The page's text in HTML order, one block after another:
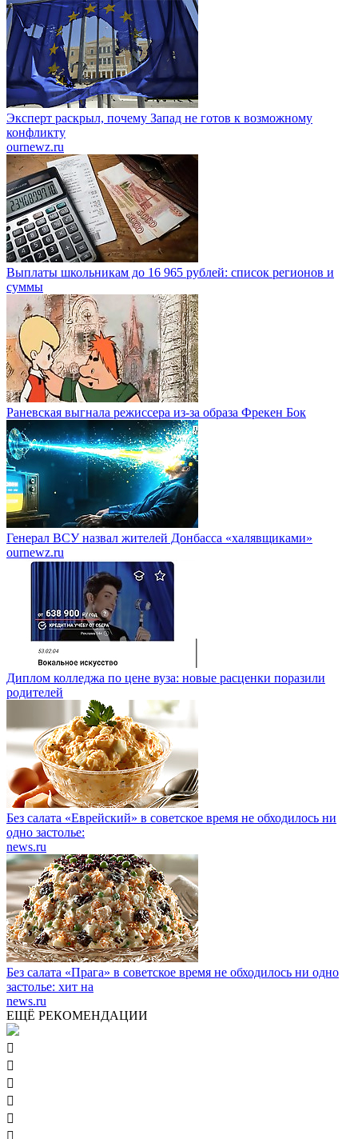
Эксперт раскрыл, почему Запад не готов к возможному
конфликту
ournewz.ru
Выплаты школьникам до 16 965 рублей: список регионов и
суммы
Раневская выгнала режиссера из-за образа Фрекен Бок
Генерал ВСУ назвал жителей Донбасса «халявщиками»
ournewz.ru
Диплом колледжа по цене вуза: новые расценки поразили
родителей
Без салата «Еврейский» в советское время не обходилось ни
одно застолье:
news.ru
Без салата «Прага» в советское время не обходилось ни одно
застолье: хит на
news.ru
ЕЩЁ РЕКОМЕНДАЦИИ





